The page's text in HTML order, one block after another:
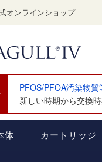
オンラインショップ
PFOS/PFOA汚染物
新しい時期から交換
体 カートリッジ